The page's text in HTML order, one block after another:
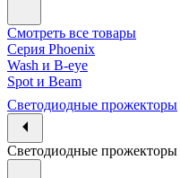
Смотреть все товары
Cерия Phoenix
Wash и B-eye
Spot и Beam
Cветодиодные прожекторы
Cветодиодные прожекторы